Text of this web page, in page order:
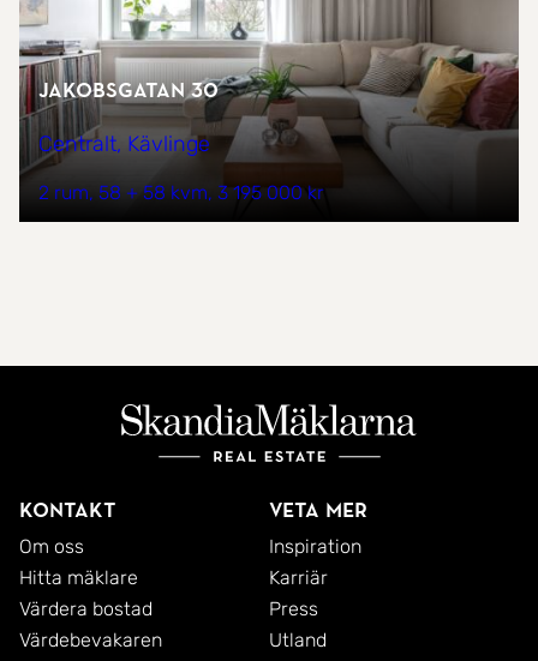
Jakobsgatan 30
Centralt, Kävlinge
2 rum 58 + 58 kvm 3 195 000 kr
Kontakt
Om oss
Hitta mäklare
Värdera bostad
Värdebevakaren
Veta mer
Inspiration
Karriär
Press
Utland